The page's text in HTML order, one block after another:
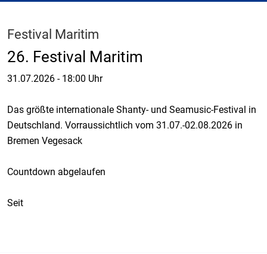
Festival Maritim
26. Festival Maritim
31.07.2026 - 18:00 Uhr
Das größte internationale Shanty- und Seamusic-Festival in
Deutschland. Vorraussichtlich vom 31.07.-02.08.2026 in
Bremen Vegesack
Countdown abgelaufen
Seit